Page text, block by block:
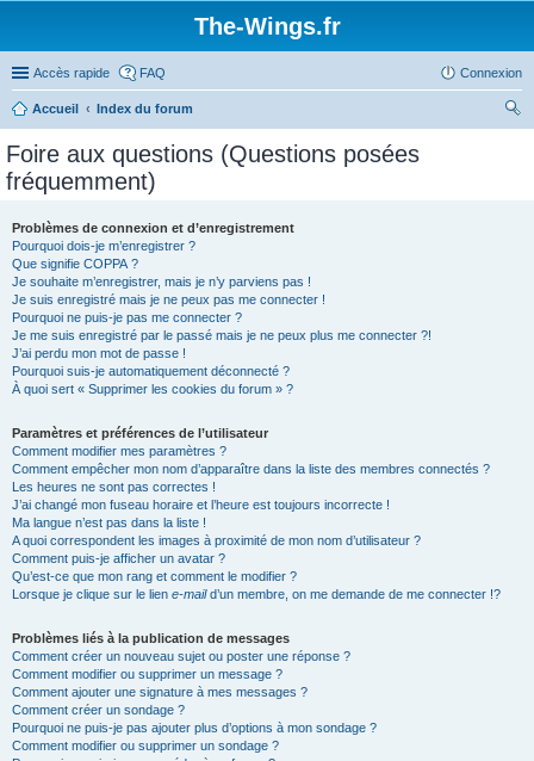
The-Wings.fr
Accès rapide FAQ Connexion
Accueil
Index du forum
Foire aux questions (Questions posées
fréquemment)
Problèmes de connexion et d’enregistrement
Pourquoi dois-je m’enregistrer ?
Que signifie COPPA ?
Je souhaite m’enregistrer, mais je n’y parviens pas !
Je suis enregistré mais je ne peux pas me connecter !
Pourquoi ne puis-je pas me connecter ?
Je me suis enregistré par le passé mais je ne peux plus me connecter ?!
J’ai perdu mon mot de passe !
Pourquoi suis-je automatiquement déconnecté ?
À quoi sert « Supprimer les cookies du forum » ?
Paramètres et préférences de l’utilisateur
Comment modifier mes paramètres ?
Comment empêcher mon nom d’apparaître dans la liste des membres connectés ?
Les heures ne sont pas correctes !
J’ai changé mon fuseau horaire et l’heure est toujours incorrecte !
Ma langue n’est pas dans la liste !
A quoi correspondent les images à proximité de mon nom d’utilisateur ?
Comment puis-je afficher un avatar ?
Qu’est-ce que mon rang et comment le modifier ?
Lorsque je clique sur le lien e-maild’un membre, on me demande de me connecter !?
Problèmes liés à la publication de messages
Comment créer un nouveau sujet ou poster une réponse ?
Comment modifier ou supprimer un message ?
Comment ajouter une signature à mes messages ?
Comment créer un sondage ?
Pourquoi ne puis-je pas ajouter plus d’options à mon sondage ?
Comment modifier ou supprimer un sondage ?